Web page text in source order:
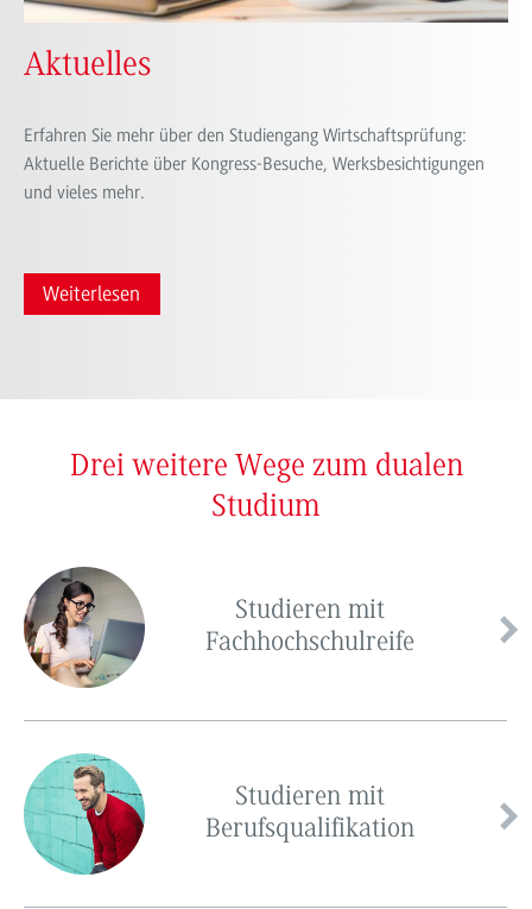
Aktuelles
Erfahren Sie mehr über den Studiengang Wirtschaftsprüfung:
Aktuelle Berichte über Kongress-Besuche, Werksbesichtigungen
und vieles mehr.
Weiterlesen
Drei weitere Wege zum dualen
Studium
Studieren mit
Fachhochschulreife
Studieren mit
Berufsqualifikation